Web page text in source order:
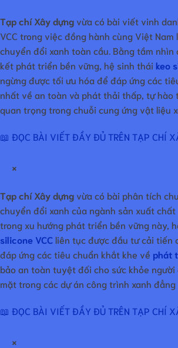
Tạp chí Xây dựngvừa có bài viết vinh
VCC trong việc đồng hành cùng Việt
chuyển đổi xanh toàn cầu. Bằng tầm nhìn
kết phát triển bền vững, hệ sinh thái keo
ngừng được tối ưu hóa để đáp ứng các
nhất về an toàn và phát thải thấp, tự hào
quan trọng trong chuỗi cung ứng vật liệu
📖 ĐỌC BÀI VIẾT ĐẦY ĐỦ TRÊN TẠP CHÍ
×
Tạp chí Xây dựngvừa có bài phân tích
chuyển đổi xanh của ngành sản xuất
trong xu hướng phát triển bền vững này,
silicone VCC liên tục được đầu tư cải tiến
đáp ứng các tiêu chuẩn khắt khe về phát
bảo an toàn tuyệt đối cho sức khỏe
mặt trong các dự án công trình xanh đẳng
📖 ĐỌC BÀI VIẾT ĐẦY ĐỦ TRÊN TẠP CHÍ
×